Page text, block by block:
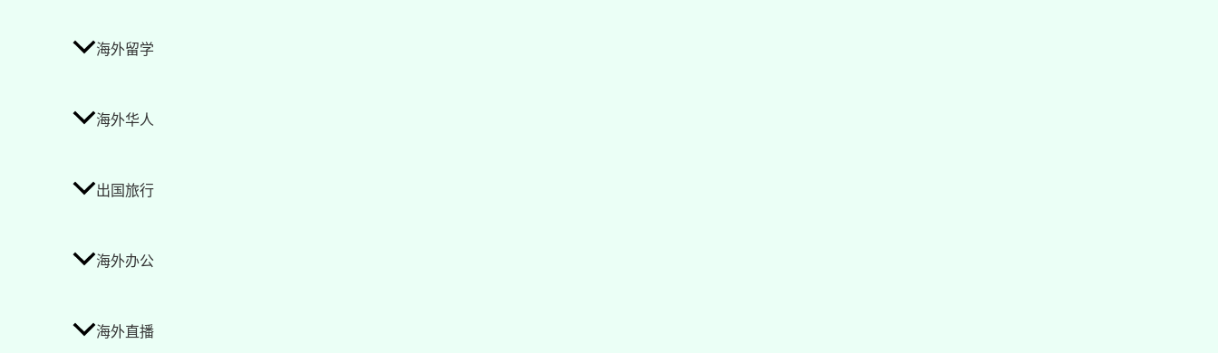
海外留学
海外华人
出国旅行
海外办公
海外直播